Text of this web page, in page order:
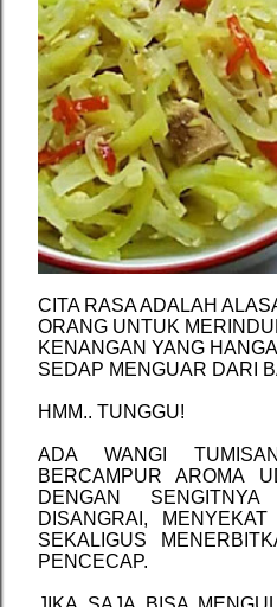
CITA RASA ADALAH
ORANG UNTUK
KENANGAN YANG
SEDAP MENGUAR DARI
HMM.. TUNGGU!
ADA WANGI
BERCAMPUR AROMA
DENGAN
DISANGRAI,
SEKALIGUS
PENCECAP.